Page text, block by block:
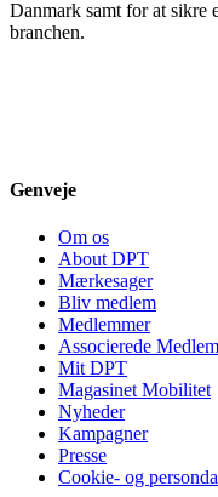
Danmark samt for at sikre
branchen.
Genveje
Om os
About DPT
Mærkesager
Bliv medlem
Medlemmer
Associerede
Mit DPT
Magasinet Mobilitet
Nyheder
Kampagner
Presse
Cookie- og